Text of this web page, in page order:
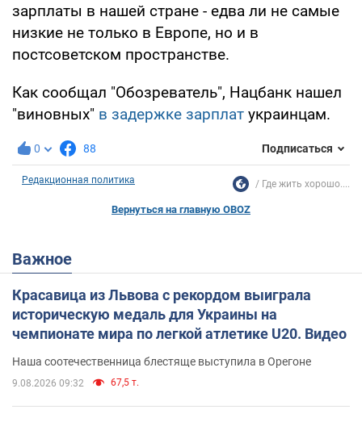
зарплаты в нашей стране - едва ли не самые
низкие не только в Европе, но и в
постсоветском пространстве.
Как сообщал "Обозреватель", Нацбанк нашел
"виновных" в задержке зарплат украинцам.
0 88 Подписаться
Редакционная политика Где жить хорошо....
Вернуться на главную OBOZ
Важное
Красавица из Львова с рекордом выиграла
историческую медаль для Украины на
чемпионате мира по легкой атлетике U20. Видео
Наша соотечественница блестяще выступила в Орегоне
9.08.2026 09:32 67,5 т.